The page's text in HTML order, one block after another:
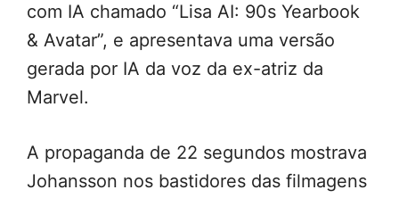
com IA chamado “Lisa AI: 90s Yearbook
& Avatar”, e apresentava uma versão
gerada por IA da voz da ex-atriz da
Marvel.
A propaganda de 22 segundos mostrava
Johansson nos bastidores das filmagens